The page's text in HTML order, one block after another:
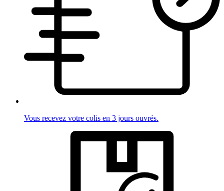
Vous recevez votre colis en 3 jours ouvrés.